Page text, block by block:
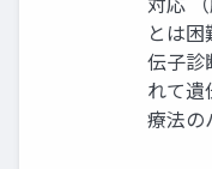
とは
伝子診
れて遺
療法の